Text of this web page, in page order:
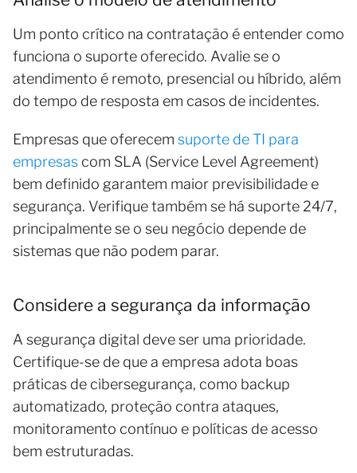
Um ponto crítico na contratação é entender como
funciona o suporte oferecido. Avalie se o
atendimento é remoto, presencial ou híbrido, além
do tempo de resposta em casos de incidentes.
Empresas que oferecem suporte de TI para
empresas com SLA (Service Level Agreement)
bem definido garantem maior previsibilidade e
segurança. Verifique também se há suporte 24/7,
principalmente se o seu negócio depende de
sistemas que não podem parar.
Considere a segurança da informação
A segurança digital deve ser uma prioridade.
Certifique-se de que a empresa adota boas
práticas de cibersegurança, como backup
automatizado, proteção contra ataques,
monitoramento contínuo e políticas de acesso
bem estruturadas.